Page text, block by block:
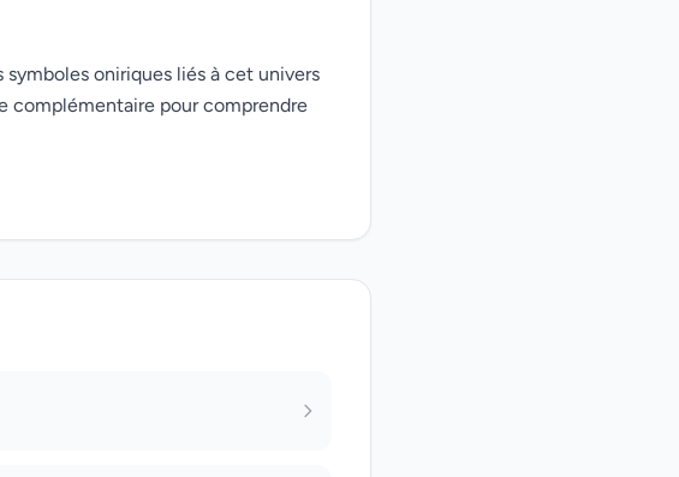
symboles oniriques liés à cet univers
complémentaire pour comprendre